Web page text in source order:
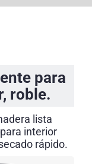
para
roble.
lista
interior
rápido.